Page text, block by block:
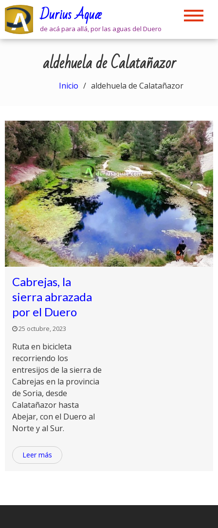
Skip
content
Durius Aquæ
de acá para allá, por las aguas del Duero
aldehuela de Calatañazor
Inicio aldehuela de Calatañazor
Cabrejas, la
sierra abrazada
por el Duero
25 octubre, 2023
Ruta en bicicleta
recorriendo los
entresijos de la sierra de
Cabrejas en la provincia
de Soria, desde
Calatañazor hasta
Abejar, con el Duero al
Norte y al Sur.
Leer más